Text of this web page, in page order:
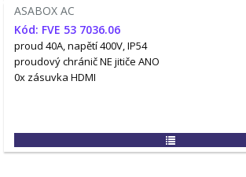
ASABOX AC
Kód: FVE 53 7036.06
proud 40A, napětí 400V, IP54
proudový chránič NE jitiče ANO
0x zásuvka HDMI